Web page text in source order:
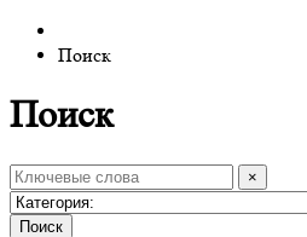
Поиск
Поиск
×
Поиск